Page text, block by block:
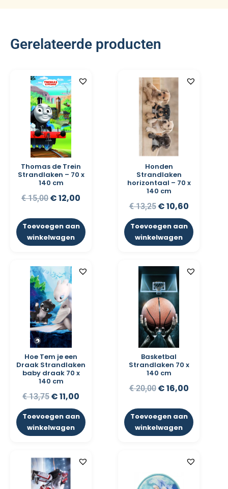
Gerelateerde producten
Thomas de Trein
Strandlaken – 70 x
140 cm
€15,00 €12,00
Toevoegen aan
winkelwagen
Honden
Strandlaken
horizontaal – 70 x
140 cm
€13,25 €10,60
Toevoegen aan
winkelwagen
Hoe Tem je een
Draak Strandlaken
baby draak 70 x
140 cm
€13,75 €11,00
Toevoegen aan
winkelwagen
Basketbal
Strandlaken 70 x
140 cm
€20,00 €16,00
Toevoegen aan
winkelwagen